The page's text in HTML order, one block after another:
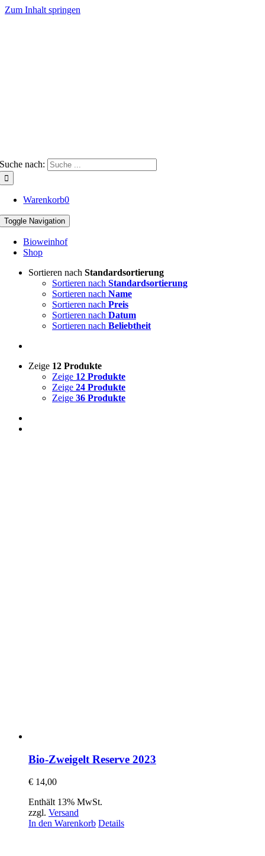
Zum Inhalt springen
Suche nach:
Warenkorb0
Toggle Navigation
Bioweinhof
Shop
Sortieren nach Standardsortierung
Sortieren nach Standardsortierung
Sortieren nach Name
Sortieren nach Preis
Sortieren nach Datum
Sortieren nach Beliebtheit
Zeige 12 Produkte
Zeige 12 Produkte
Zeige 24 Produkte
Zeige 36 Produkte
Bio-Zweigelt Reserve 2023
€ 14,00
Enthält 13% MwSt.
zzgl. Versand
In den Warenkorb Details